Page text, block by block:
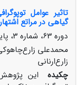
تاثیر عوامل
گیاهی در مراتع
دوره 63، شماره 3، پاییز 1389، صفحه
محمدعلی
زارع‌ارنانی
چکیده
این